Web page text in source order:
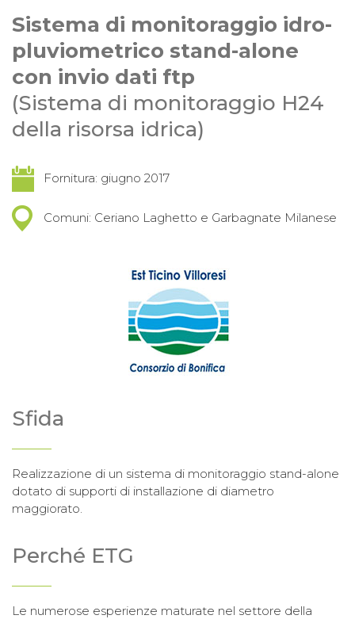
Sistema di monitoraggio idro-
pluviometrico stand-alone
con invio dati ftp
(Sistema di monitoraggio H24
della risorsa idrica)
Fornitura: giugno 2017
Comuni: Ceriano Laghetto e Garbagnate Milanese
Sfida
Realizzazione di un sistema di monitoraggio stand-alone
dotato di supporti di installazione di diametro
maggiorato.
Perché ETG
Le numerose esperienze maturate nel settore della